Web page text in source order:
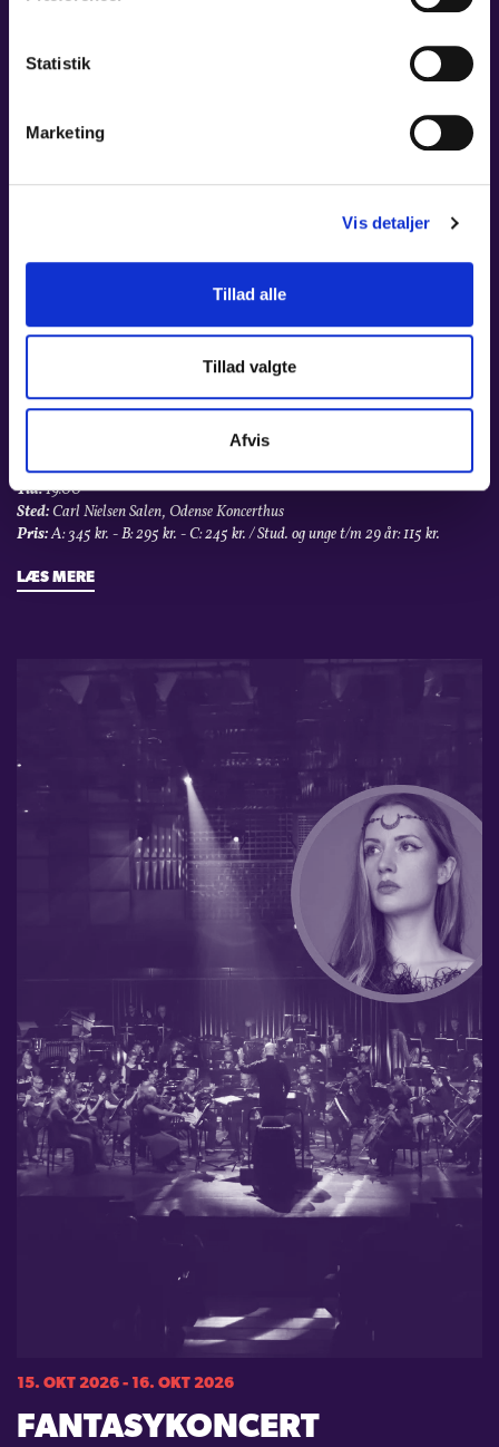
Statistik
Marketing
Vis detaljer
Tillad alle
Tillad valgte
Afvis
08. OKT 2026
Tid:19:00
Sted:Carl Nielsen Salen, Odense Koncerthus
Pris:A: 345 kr. - B: 295 kr. - C: 245 kr. / Stud. og unge t/m 29 år: 115 kr.
LÆS MERE
15. OKT 2026 - 16. OKT 2026
FANTASYKONCERT